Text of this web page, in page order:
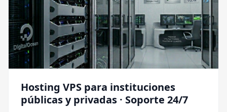
Hosting VPS para instituciones
públicas y privadas · Soporte 24/7